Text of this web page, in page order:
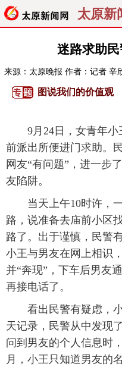
太原新
聚焦
经济 关注
旅游 理财
看天下 晋月读
迷路求助
来源： 太原晚报 作者：记者 辛
图说我们的价值观
9月24日，女青年小
前派出所便进门求助。
网友“有问题”，进一步
友陷阱。
当天上午10时许，一
路，说准备去庙前小区
路了。出于谨慎，民警
小王与男友在网上相识
并“奔现”，下车后男友
再接电话了。
看出民警有疑虑，小
天记录，民警从中发现
问到男友的个人信息时
月，小王只知道男友的